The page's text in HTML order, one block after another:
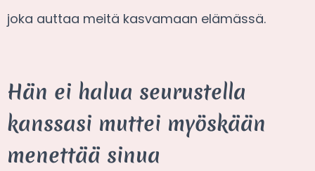
joka auttaa meitä kasvamaan elämässä.
Hän ei halua seurustella
kanssasi muttei myöskään
menettää sinua